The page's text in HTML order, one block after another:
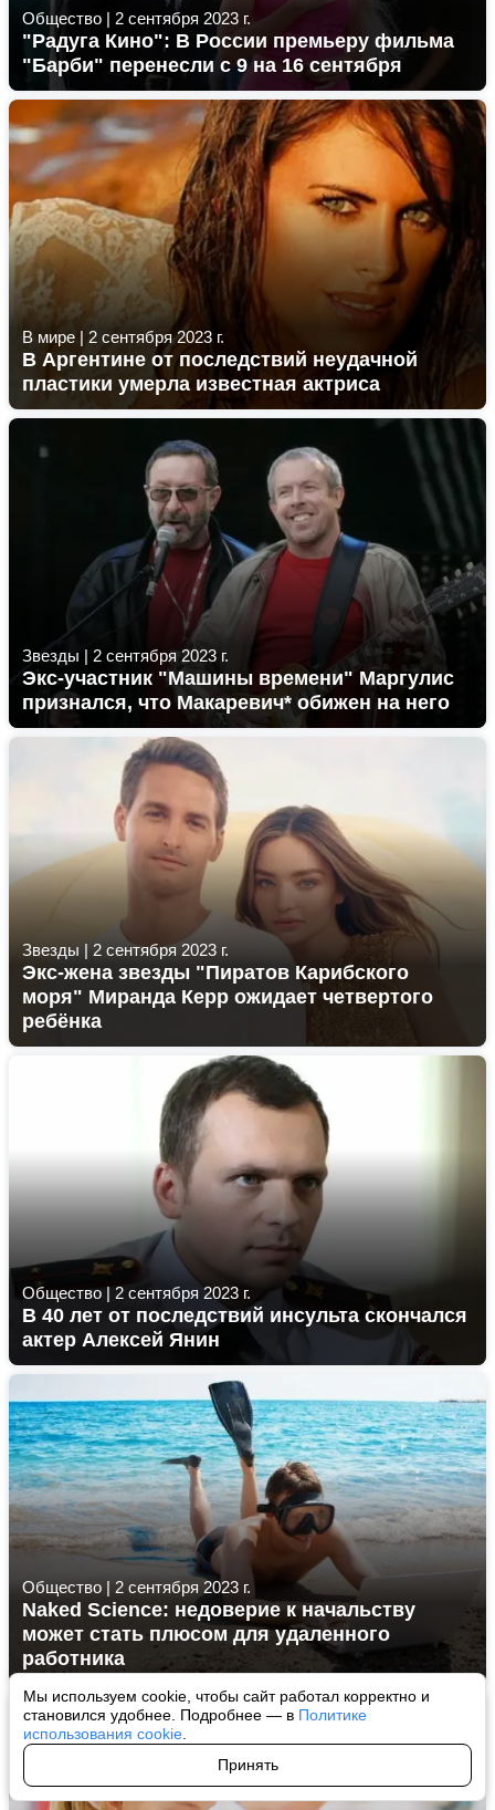
Мы используем cookie, чтобы сайт работал корректно и
становился удобнее. Подробнее — в Политике
использования cookie
Принять
Общество | 2 сентября 2023 г.
"Радуга Кино": В России премьеру фильма
"Барби" перенесли с 9 на 16 сентября
В мире | 2 сентября 2023 г.
В Аргентине от последствий неудачной
пластики умерла известная актриса
Звезды | 2 сентября 2023 г.
Экс-участник "Машины времени" Маргулис
признался, что Макаревич* обижен на него
Звезды | 2 сентября 2023 г.
Экс-жена звезды "Пиратов Карибского
моря" Миранда Керр ожидает четвертого
ребёнка
Общество | 2 сентября 2023 г.
В 40 лет от последствий инсульта скончался
актер Алексей Янин
Общество | 2 сентября 2023 г.
Naked Science: недоверие к начальству
может стать плюсом для удаленного
работника